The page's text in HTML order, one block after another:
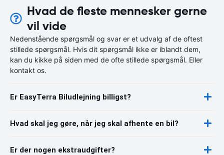
Hvad de fleste mennesker gerne
vil vide
Nedenstående spørgsmål og svar er et udvalg af de oftest
stillede spørgsmål. Hvis dit spørgsmål ikke er iblandt dem,
kan du kikke på siden med de ofte stillede spørgsmål. Eller
kontakt os.
Er EasyTerra Biludlejning billigst?
Hvad skal jeg gøre, når jeg skal afhente en bil?
Er der nogen ekstraudgifter?